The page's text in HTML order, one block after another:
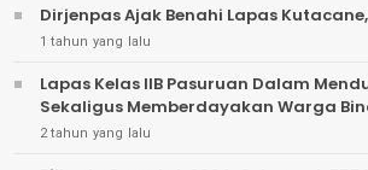
Dirjenpas Ajak Benahi Lapas
1 tahun yang lalu
Lapas Kelas IIB Pasuruan Dalam
Sekaligus Memberdayakan Warga
2 tahun yang lalu